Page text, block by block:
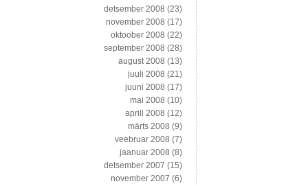
detsember 2008 (23)
november 2008 (17)
oktoober 2008 (22)
september 2008 (28)
august 2008 (13)
juuli 2008 (21)
juuni 2008 (17)
mai 2008 (10)
aprill 2008 (12)
märts 2008 (9)
veebruar 2008 (7)
jaanuar 2008 (8)
detsember 2007 (15)
november 2007 (6)